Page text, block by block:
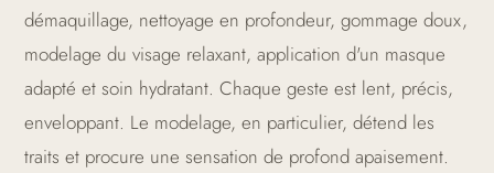
démaquillage, nettoyage en profondeur, gommage doux,
modelage du visage relaxant, application d'un masque
adapté et soin hydratant. Chaque geste est lent, précis,
enveloppant. Le modelage, en particulier, détend les
traits et procure une sensation de profond apaisement.